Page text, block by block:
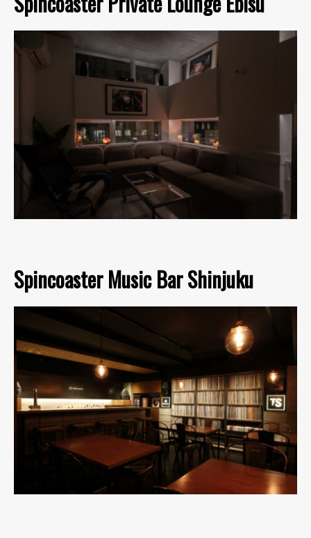
Spincoaster Music Bar Shinjuku